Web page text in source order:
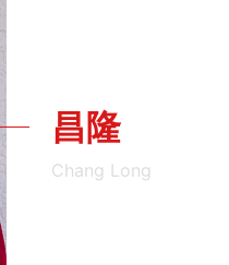
昌隆
Chang Long